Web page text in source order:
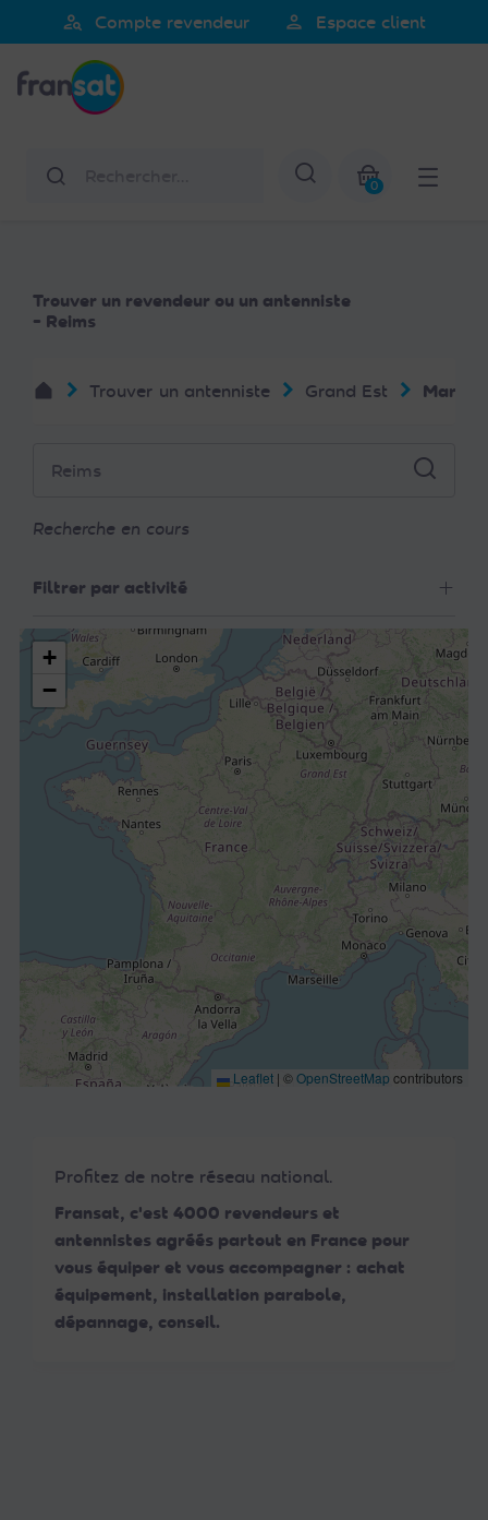
noter
Ce
comprend
person_search Compte revendeur person Espace client
Afficher la
0
Trouver un revendeur ou un antenniste
- Reims
Trouver un antenniste Grand Est Marne
Recherche en cours
Filtrer par activité
Profitez de notre réseau national.
Fransat, c'est 4000 revendeurs et
antennistes agréés partout en France pour
vous équiper et vous accompagner : achat
équipement, installation parabole,
dépannage, conseil.
+
−
Leaflet | ©OpenStreetMap contributors